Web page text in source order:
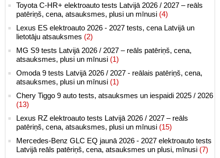
Toyota C-HR+ elektroauto tests Latvijā 2026 / 2027 – reāls
patēriņš, cena, atsauksmes, plusi un mīnusi (4)
Lexus ES elektroauto 2026 - 2027 tests, cena Latvijā un
lietotāju atsauksmes (2)
MG S9 tests Latvijā 2026 / 2027 – reāls patēriņš, cena,
atsauksmes, plusi un mīnusi (1)
Omoda 9 tests Latvijā 2026 / 2027 - reālais patēriņš, cena,
atsauksmes, plusi un mīnusi (1)
Chery Tiggo 9 auto tests, atsauksmes un iespaidi 2025 / 2026
(13)
Lexus RZ elektroauto tests Latvijā 2026 / 2027 – reāls
patēriņš, cena, atsauksmes, plusi un mīnusi (15)
Mercedes-Benz GLC EQ jaunā 2026 - 2027 elektroauto tests
Latvijā reāls patēriņš, cena, atsauksmes un plusi, mīnusi (7)